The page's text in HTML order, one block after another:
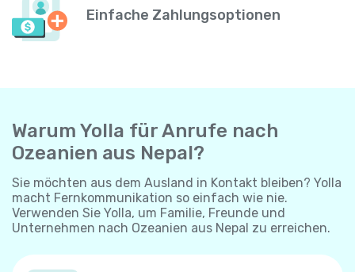
Einfache Zahlungsoptionen
Warum Yolla für Anrufe nach
Ozeanien aus Nepal?
Sie möchten aus dem Ausland in Kontakt bleiben? Yolla
macht Fernkommunikation so einfach wie nie.
Verwenden Sie Yolla, um Familie, Freunde und
Unternehmen nach Ozeanien aus Nepal zu erreichen.